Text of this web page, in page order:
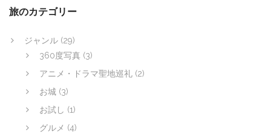
ョ
ン
旅のカテゴリー
ジャンル (29)
360度写真 (3)
アニメ・ドラマ聖地巡礼 (2)
お城 (3)
お試し (1)
グルメ (4)